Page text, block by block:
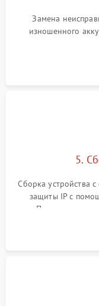
Замена
изношенного
контроллеров
разъемов и
5.
Сборка устройства
защиты IP с
Программная
абсолютно черному